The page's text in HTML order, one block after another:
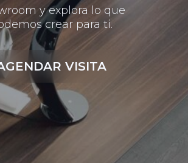
y explora lo que
crear para ti.
VISITA